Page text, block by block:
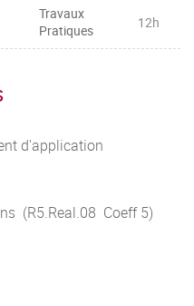
Travaux
Pratiques
12h
d'application
(R5.Real.08 Coeff 5)